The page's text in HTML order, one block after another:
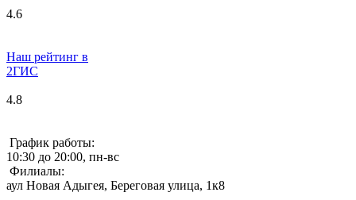
4.6
Наш рейтинг в
2ГИС
4.8
График работы:
10:30 до 20:00, пн-вс
Филиалы:
аул Новая Адыгея, Береговая улица, 1к8